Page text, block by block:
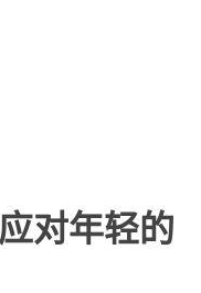
对年轻的